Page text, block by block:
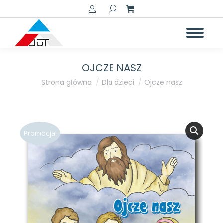
Szukaj:
OJCZE NASZ
Jesteś tutaj:
Strona główna Dla dzieci Ojcze nasz
Promocja!